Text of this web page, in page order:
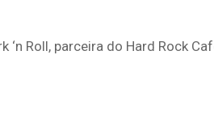
Roll, parceira do Hard Rock